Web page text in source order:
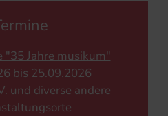
"35 Jahre musikum"
bis 25.​09.​2026
und diverse andere